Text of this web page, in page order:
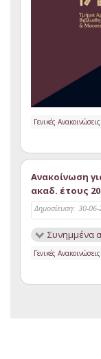
Γενικές Ανακοινώσεις
Ανακοίνωση
ακαδ. έτους
Δημοσίευση: 30-
Συνημμένα
Γενικές Ανακοινώσεις